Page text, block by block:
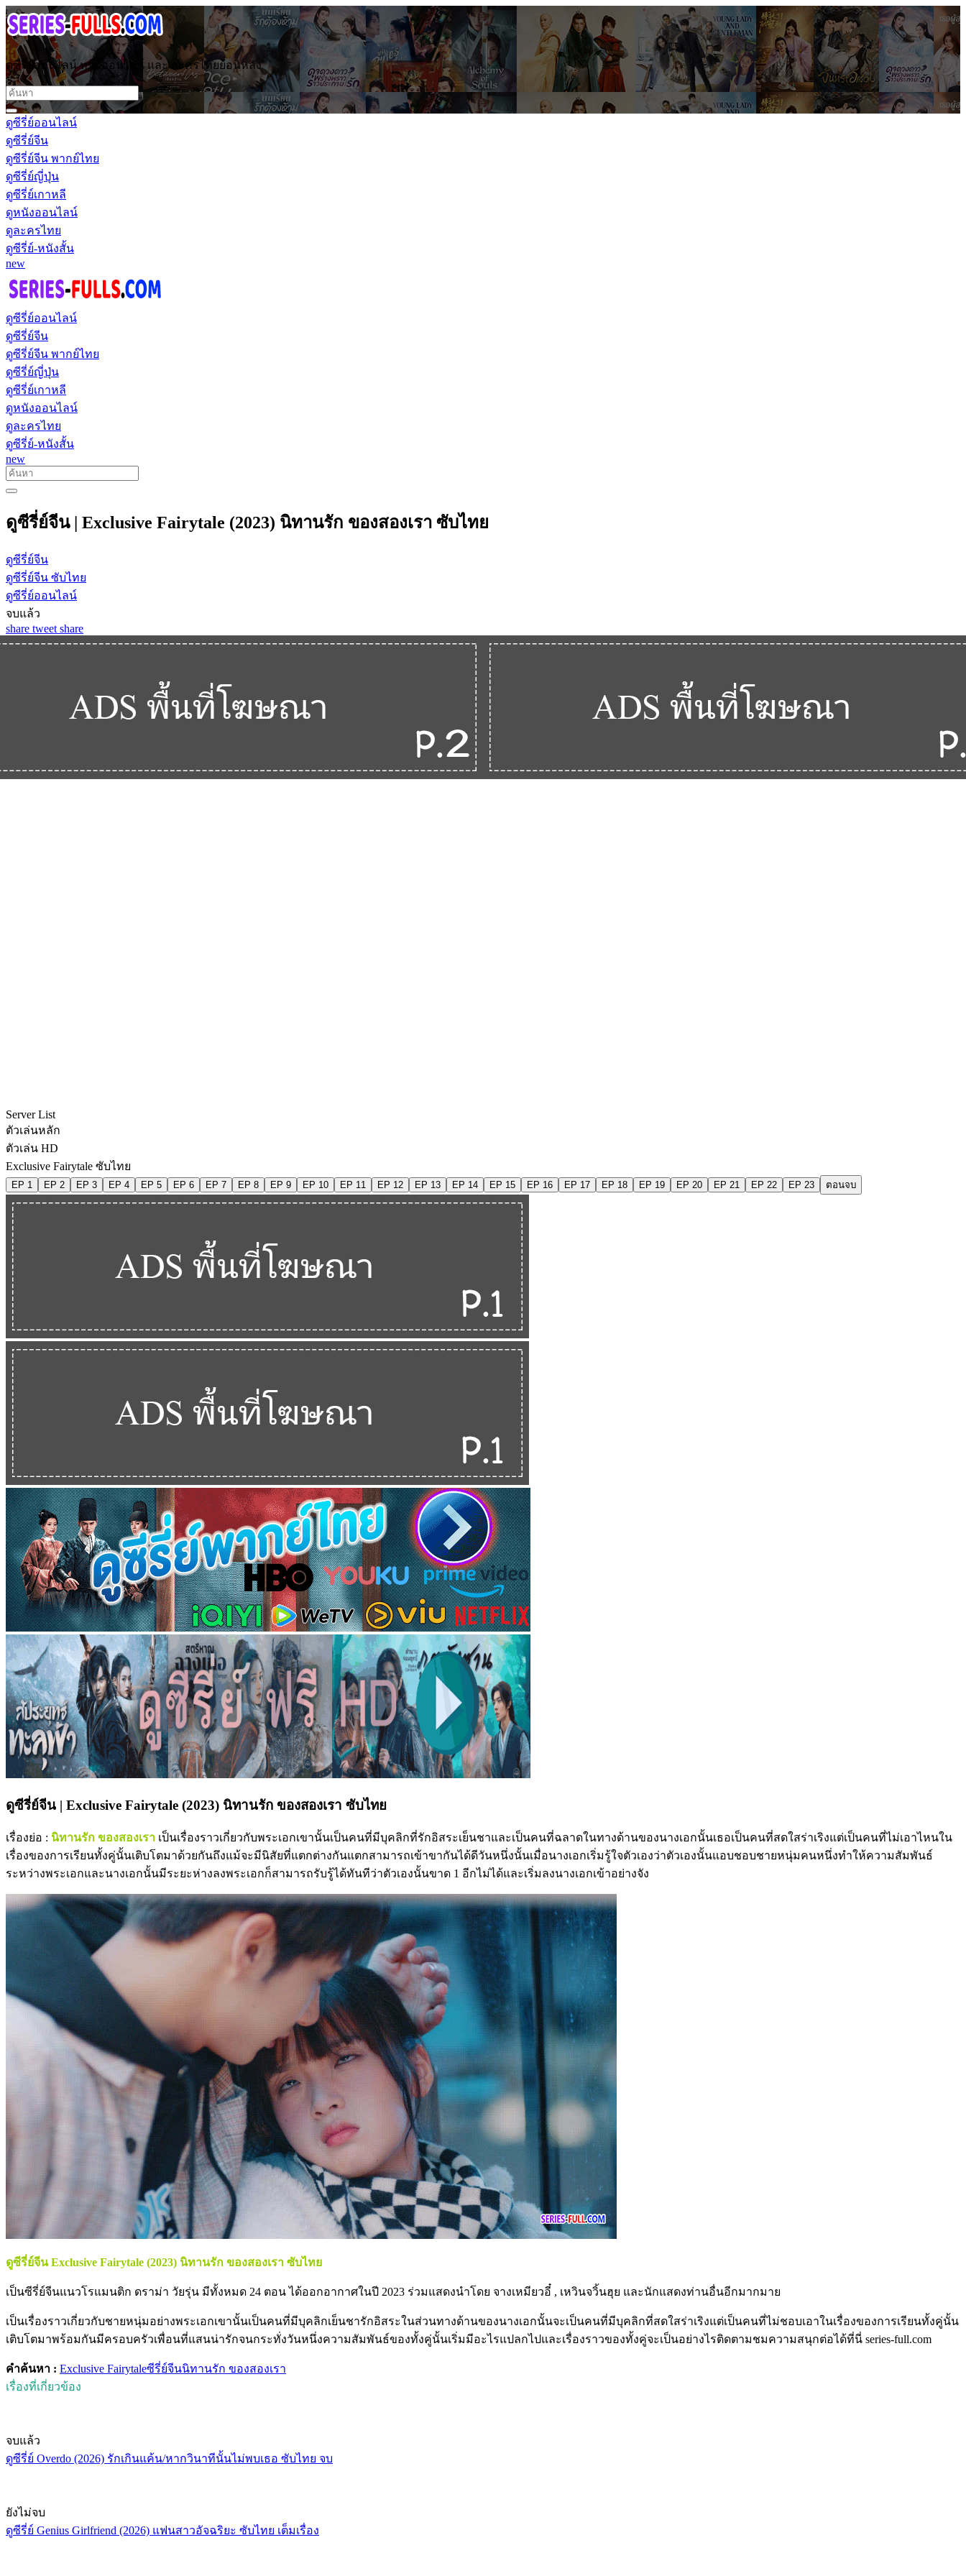
ดูซีรี่ย์ออนไลน์ หนังออนไลน์ และ ละครไทยย้อนหลัง
ดูซีรี่ย์ออนไลน์
ดูซีรี่ย์จีน
ดูซีรี่ย์จีน พากย์ไทย
ดูซีรี่ย์ญี่ปุ่น
ดูซีรี่ย์เกาหลี
ดูหนังออนไลน์
ดูละครไทย
ดูซีรี่ย์-หนังสั้น
new
ดูซีรี่ย์ออนไลน์
ดูซีรี่ย์จีน
ดูซีรี่ย์จีน พากย์ไทย
ดูซีรี่ย์ญี่ปุ่น
ดูซีรี่ย์เกาหลี
ดูหนังออนไลน์
ดูละครไทย
ดูซีรี่ย์-หนังสั้น
new
ดูซีรี่ย์จีน | Exclusive Fairytale (2023) นิทานรัก ของสองเรา ซับไทย
ดูซีรี่ย์จีน
ดูซีรี่ย์จีน ซับไทย
ดูซีรี่ย์ออนไลน์
จบแล้ว
share tweet share
Server List
ตัวเล่นหลัก
ตัวเล่น HD
Exclusive Fairytale ซับไทย
EP 1 EP 2 EP 3 EP 4 EP 5 EP 6 EP 7 EP 8 EP 9 EP 10 EP 11 EP 12 EP 13 EP 14 EP 15 EP 16 EP 17 EP 18 EP 19 EP 20 EP 21 EP 22 EP 23 ตอนจบ
ดูซีรี่ย์จีน | Exclusive Fairytale (2023) นิทานรัก ของสองเรา ซับไทย
เรื่องย่อ : นิทานรัก ของสองเรา เป็นเรื่องราวเกี่ยวกับพระเอกเขานั้นเป็นคนที่มีบุคลิกที่รักอิสระเย็นชาและเป็นคนที่ฉลาดในทางด้านของนางเอกนั้นเธอเป็นคนที่สดใสร่าเริงแต่เป็นคนที่ไม่เอาไหนใน
เรื่องของการเรียนทั้งคู่นั้นเติบโตมาด้วยกันถึงแม้จะมีนิสัยที่แตกต่างกันแตกสามารถเข้าขากันได้ดีวันหนึ่งนั้นเมื่อนางเอกเริ่มรู้ใจตัวเองว่าตัวเองนั้นแอบชอบชายหนุ่มคนหนึ่งทำให้ความสัมพันธ์
ระหว่างพระเอกและนางเอกนั้นมีระยะห่างลงพระเอกก็สามารถรับรู้ได้ทันทีว่าตัวเองนั้นขาด 1 อีกไม่ได้และเริ่มลงนางเอกเข้าอย่างจัง
ดูซีรี่ย์จีน Exclusive Fairytale (2023) นิทานรัก ของสองเรา ซับไทย
เป็นซีรี่ย์จีนแนวโรแมนติก ดราม่า วัยรุ่น มีทั้งหมด 24 ตอน ได้ออกอากาศในปี 2023 ร่วมแสดงนำโดย จางเหมียวอี๋ , เหวินจวิ้นฮุย และนักแสดงท่านอื่นอีกมากมาย
เป็นเรื่องราวเกี่ยวกับชายหนุ่มอย่างพระเอกเขานั้นเป็นคนที่มีบุคลิกเย็นชารักอิสระในส่วนทางด้านของนางเอกนั้นจะเป็นคนที่มีบุคลิกที่สดใสร่าเริงแต่เป็นคนที่ไม่ชอบเอาในเรื่องของการเรียนทั้งคู่นั้น
เติบโตมาพร้อมกันมีครอบครัวเพื่อนที่แสนน่ารักจนกระทั่งวันหนึ่งความสัมพันธ์ของทั้งคู่นั้นเริ่มมีอะไรแปลกไปและเรื่องราวของทั้งคู่จะเป็นอย่างไรติดตามชมความสนุกต่อได้ที่นี่ series-full.com
คำค้นหา : Exclusive Fairytaleซีรี่ย์จีนนิทานรัก ของสองเรา
เรื่องที่เกี่ยวข้อง
จบแล้ว
ดูซีรี่ย์ Overdo (2026) รักเกินแค้น/หากวินาทีนั้นไม่พบเธอ ซับไทย จบ
ยังไม่จบ
ดูซีรี่ย์ Genius Girlfriend (2026) แฟนสาวอัจฉริยะ ซับไทย เต็มเรื่อง